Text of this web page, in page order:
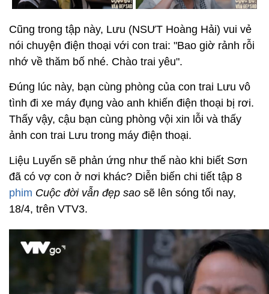
Cũng trong tập này, Lưu (NSƯT Hoàng Hải) vui vẻ
nói chuyện điện thoại với con trai: "Bao giờ rảnh rỗi
nhớ về thăm bố nhé. Chào trai yêu".
Đúng lúc này, bạn cùng phòng của con trai Lưu vô
tình đi xe máy đụng vào anh khiến điện thoại bị rơi.
Thấy vậy, cậu bạn cùng phòng vội xin lỗi và thấy
ảnh con trai Lưu trong máy điện thoại.
Liệu Luyến sẽ phản ứng như thế nào khi biết Sơn
đã có vợ con ở nơi khác? Diễn biến chi tiết tập 8
phim Cuộc đời vẫn đẹp sao sẽ lên sóng tối nay,
18/4, trên VTV3.